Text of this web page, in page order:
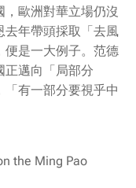
歐洲對華立場仍沒
去年帶頭採取「去風
便是一大例子。范德
正邁向「局部分
有一部分要視乎中
the Ming Pao